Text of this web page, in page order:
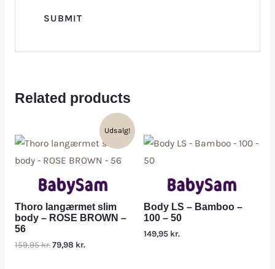
Related products
Udsalg!
Thoro langærmet slim
body – ROSE BROWN –
56
159,95kr.79,98 kr.
Body LS – Bamboo –
100 – 50
149,95 kr.